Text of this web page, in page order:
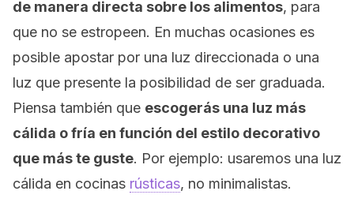
de manera directa sobre los alimentos, para
que no se estropeen. En muchas ocasiones es
posible apostar por una luz direccionada o una
luz que presente la posibilidad de ser graduada.
Piensa también que escogerás una luz más
cálida o fría en función del estilo decorativo
que más te guste. Por ejemplo: usaremos una luz
cálida en cocinas rústicas, no minimalistas.